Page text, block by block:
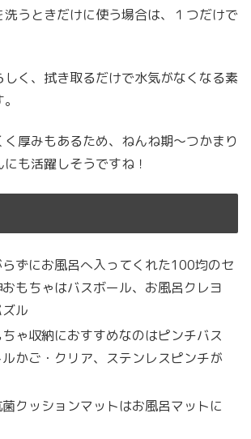
うときだけに使う場合は、１つだけで
く、拭き取るだけで水気がなくなる素
く厚みもあるため、ねんね期～つかまり
も活躍しそうですね！
ずにお風呂へ入ってくれた100均のセ
もちゃはバスボール、 お風呂クレヨ
ル
ゃ収納におすすめなのはピンチバス
かご・クリア、 ステンレスピンチが
クッションマットはお風呂マットに